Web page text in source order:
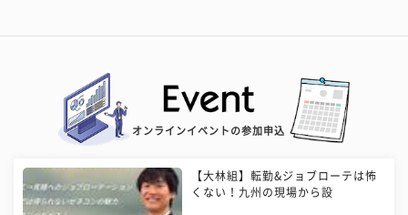
オンラインイベントの参加申込
【大林組】転勤&ジョブローテは怖
くない！九州の現場から設